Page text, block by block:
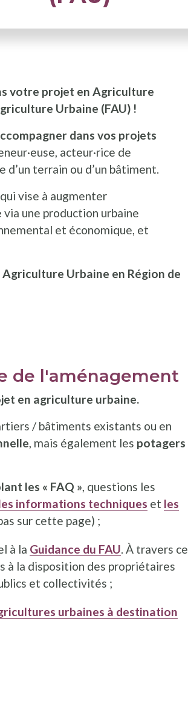
votre projet en Agriculture
Urbaine (FAU) !
dans vos projets
acteur·rice de
d’un terrain ou d’un bâtiment.
vise à augmenter
une production urbaine
et économique, et
Urbaine en Région de
de l'aménagement
en agriculture urbaine.
/ bâtiments existants ou en
, mais également les potagers
les « FAQ » , questions les
informations techniques et les
sur cette page) ;
à la Guidance du FAU. À travers ce
à la disposition des propriétaires
et collectivités ;
urbaines à destination